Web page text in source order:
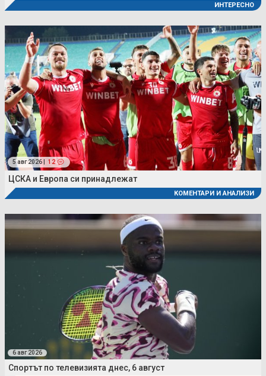
ИНТЕРЕСНО
5 авг 2026 | 12
ЦСКА и Европа си принадлежат
КОМЕНТАРИ И АНАЛИЗИ
6 авг 2026
Спортът по телевизията днес, 6 август